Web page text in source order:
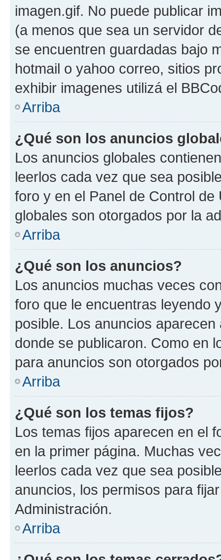
imagen.gif. No puede publicar
(a menos que sea un servidor
se encuentren guardadas bajo
hotmail o yahoo correo, sitios
exhibir imagenes utilizá el
Arriba
¿Qué son los anuncios
Los anuncios globales
leerlos cada vez que sea
foro y en el Panel de Control
globales son otorgados por la
Arriba
¿Qué son los anuncios?
Los anuncios muchas veces
foro que le encuentras leyendo
posible. Los anuncios
donde se publicaron. Como en
para anuncios son otorgados
Arriba
¿Qué son los temas fijos?
Los temas fijos aparecen en el
en la primer página. Muchas
leerlos cada vez que sea
anuncios, los permisos para
Administración.
Arriba